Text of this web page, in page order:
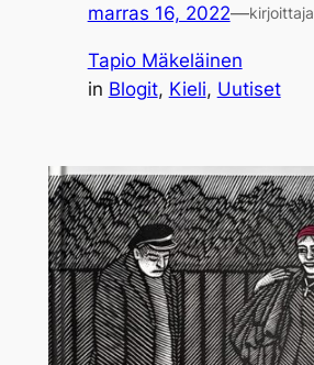
marras 16, 2022—kirjoittaja
Tapio Mäkeläinen
in Blogit, Kieli, Uutiset